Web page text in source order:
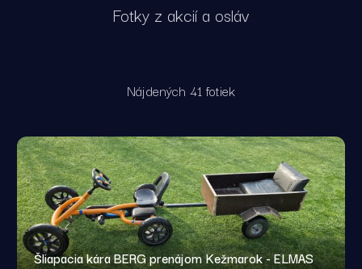
Fotky z akcií a osláv
Nájdených 41 fotiek
Šliapacia kára BERG prenájom Kežmarok - ELMAS